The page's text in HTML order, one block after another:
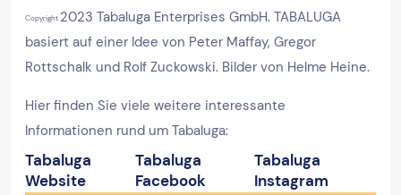
Copyright 2023 Tabaluga Enterprises GmbH. TABALUGA
basiert auf einer Idee von Peter Maffay, Gregor
Rottschalk und Rolf Zuckowski. Bilder von Helme Heine.
Hier finden Sie viele weitere interessante
Informationen rund um Tabaluga:
Tabaluga
Website
Tabaluga
Facebook
Tabaluga
Instagram